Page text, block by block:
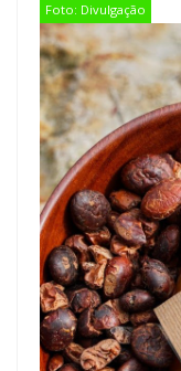
Foto: Divulgação